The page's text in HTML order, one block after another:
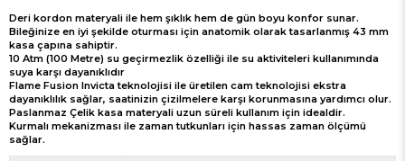
Deri kordon materyali ile hem şıklık hem de gün boyu konfor sunar.
Bileğinize en iyi şekilde oturması için anatomik olarak tasarlanmış 43 mm
kasa çapına sahiptir.
10 Atm (100 Metre) su geçirmezlik özelliği ile su aktiviteleri kullanımında
suya karşı dayanıklıdır
Flame Fusion Invicta teknolojisi ile üretilen cam teknolojisi ekstra
dayanıklılık sağlar, saatinizin çizilmelere karşı korunmasına yardımcı olur.
Paslanmaz Çelik kasa materyali uzun süreli kullanım için idealdir.
Kurmalı mekanizması ile zaman tutkunları için hassas zaman ölçümü
sağlar.